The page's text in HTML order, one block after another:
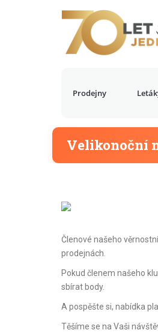
Prodejny
Velikonoční
Členové našeho
prodejnách.
Pokud členem našeho
sbírat body.
A pospěšte si, nabídka
Těšíme se na Vaši